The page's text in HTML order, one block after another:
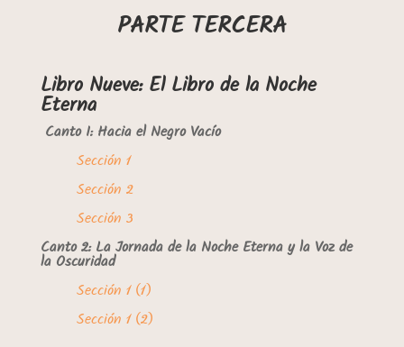
PARTE TERCERA
Libro Nueve: El Libro de la Noche
Eterna
Canto I: Hacia el Negro Vacío
Sección 1
Sección 2
Sección 3
Canto 2: La Jornada de la Noche Eterna y la Voz de
la Oscuridad
Sección 1 (1)
Sección 1 (2)